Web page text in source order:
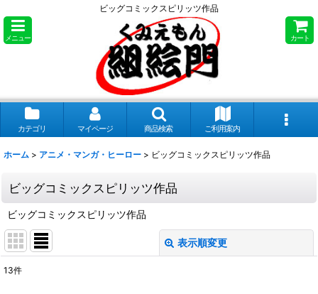
ビッグコミックスピリッツ作品
メニュー カート
カテゴリ マイページ 商品検索 ご利用案内
ホーム > アニメ・マンガ・ヒーロー > ビッグコミックスピリッツ作品
ビッグコミックスピリッツ作品
ビッグコミックスピリッツ作品
表示順変更
13件